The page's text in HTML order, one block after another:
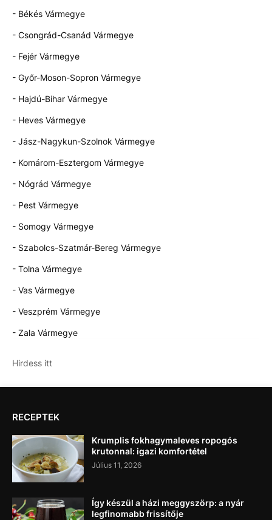
- Békés Vármegye
- Csongrád-Csanád Vármegye
- Fejér Vármegye
- Győr-Moson-Sopron Vármegye
- Hajdú-Bihar Vármegye
- Heves Vármegye
- Jász-Nagykun-Szolnok Vármegye
- Komárom-Esztergom Vármegye
- Nógrád Vármegye
- Pest Vármegye
- Somogy Vármegye
- Szabolcs-Szatmár-Bereg Vármegye
- Tolna Vármegye
- Vas Vármegye
- Veszprém Vármegye
- Zala Vármegye
Hirdess itt
RECEPTEK
Krumplis fokhagymaleves ropogós
krutonnal: igazi komfortétel
Július 11, 2026
Így készül a házi meggyszörp: a nyár
legfinomabb frissítője